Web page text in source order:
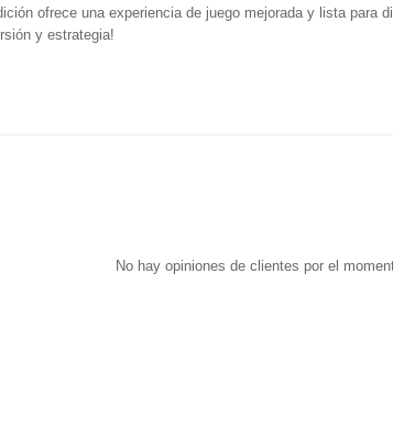
ofrece una experiencia de juego mejorada y lista para
y estrategia!
No hay opiniones de clientes por el